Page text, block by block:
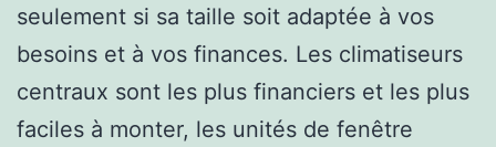
seulement si sa taille soit adaptée à vos
besoins et à vos finances. Les climatiseurs
centraux sont les plus financiers et les plus
faciles à monter, les unités de fenêtre